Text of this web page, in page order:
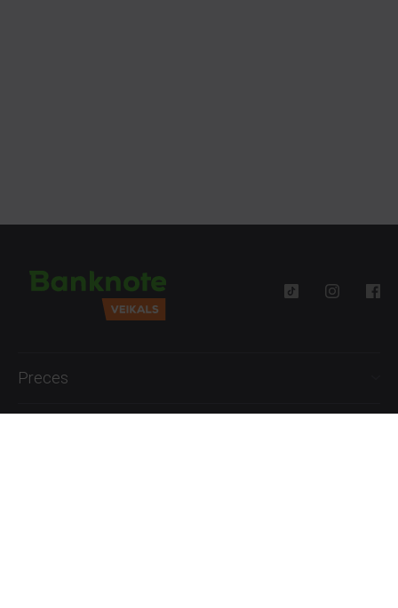
Preces